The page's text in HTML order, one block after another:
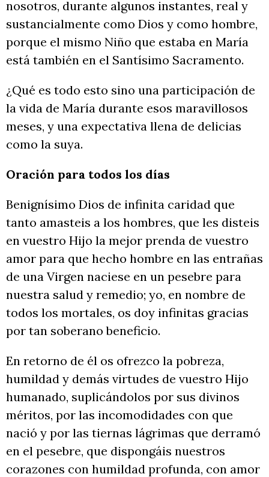
nosotros, durante algunos instantes, real y
sustancialmente como Dios y como hombre,
porque el mismo Niño que estaba en María
está también en el Santísimo Sacramento.
¿Qué es todo esto sino una participación de
la vida de María durante esos maravillosos
meses, y una expectativa llena de delicias
como la suya.
Oración para todos los días
Benignísimo Dios de infinita caridad que
tanto amasteis a los hombres, que les disteis
en vuestro Hijo la mejor prenda de vuestro
amor para que hecho hombre en las entrañas
de una Virgen naciese en un pesebre para
nuestra salud y remedio; yo, en nombre de
todos los mortales, os doy infinitas gracias
por tan soberano beneficio.
En retorno de él os ofrezco la pobreza,
humildad y demás virtudes de vuestro Hijo
humanado, suplicándolos por sus divinos
méritos, por las incomodidades con que
nació y por las tiernas lágrimas que derramó
en el pesebre, que dispongáis nuestros
corazones con humildad profunda, con amor